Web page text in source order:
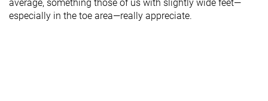
average, something those of us with slightly wide feet—
especially in the toe area—really appreciate.